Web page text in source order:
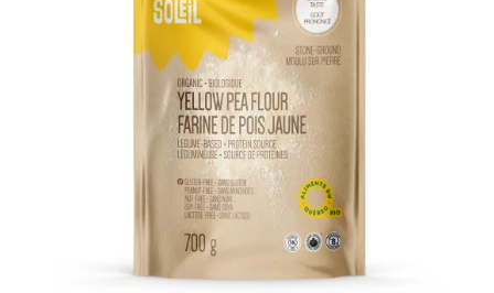
AJOUTER AU PANIER / DÉTAILS